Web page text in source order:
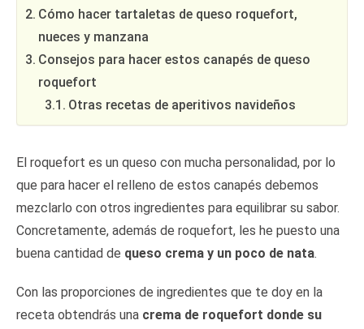
Cómo hacer tartaletas de queso roquefort,
nueces y manzana
Consejos para hacer estos canapés de queso
roquefort
Otras recetas de aperitivos navideños
El roquefort es un queso con mucha personalidad, por lo
que para hacer el relleno de estos canapés debemos
mezclarlo con otros ingredientes para equilibrar su sabor.
Concretamente, además de roquefort, les he puesto una
buena cantidad de queso crema y un poco de nata.
Con las proporciones de ingredientes que te doy en la
receta obtendrás una crema de roquefort donde su